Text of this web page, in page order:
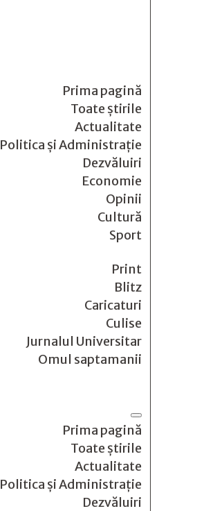
Prima pagină
Toate știrile
Actualitate
Politica și Administrație
Dezvăluiri
Economie
Opinii
Cultură
Sport
Print
Blitz
Caricaturi
Culise
Jurnalul Universitar
Omul saptamanii
Prima pagină
Toate știrile
Actualitate
Politica și Administrație
Dezvăluiri